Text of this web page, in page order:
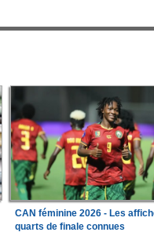
CAN féminine 2026 - Les
quarts de finale connues